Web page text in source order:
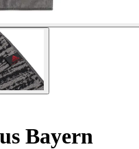
Bayern